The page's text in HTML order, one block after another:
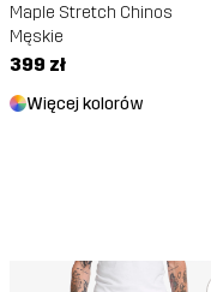
Maple Stretch Chinos
Męskie
399 zł
Więcej kolorów